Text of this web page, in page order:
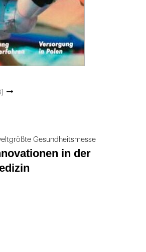
Gesundheitsmesse
in der